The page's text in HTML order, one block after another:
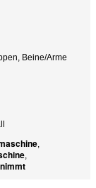
Beine/Arme
,
,